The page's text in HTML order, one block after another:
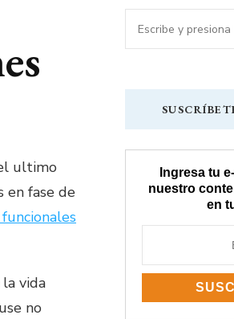
ultimo
en fase de
vida
no
¿Buscas
algo?
Ingresa tu
nuestro
en